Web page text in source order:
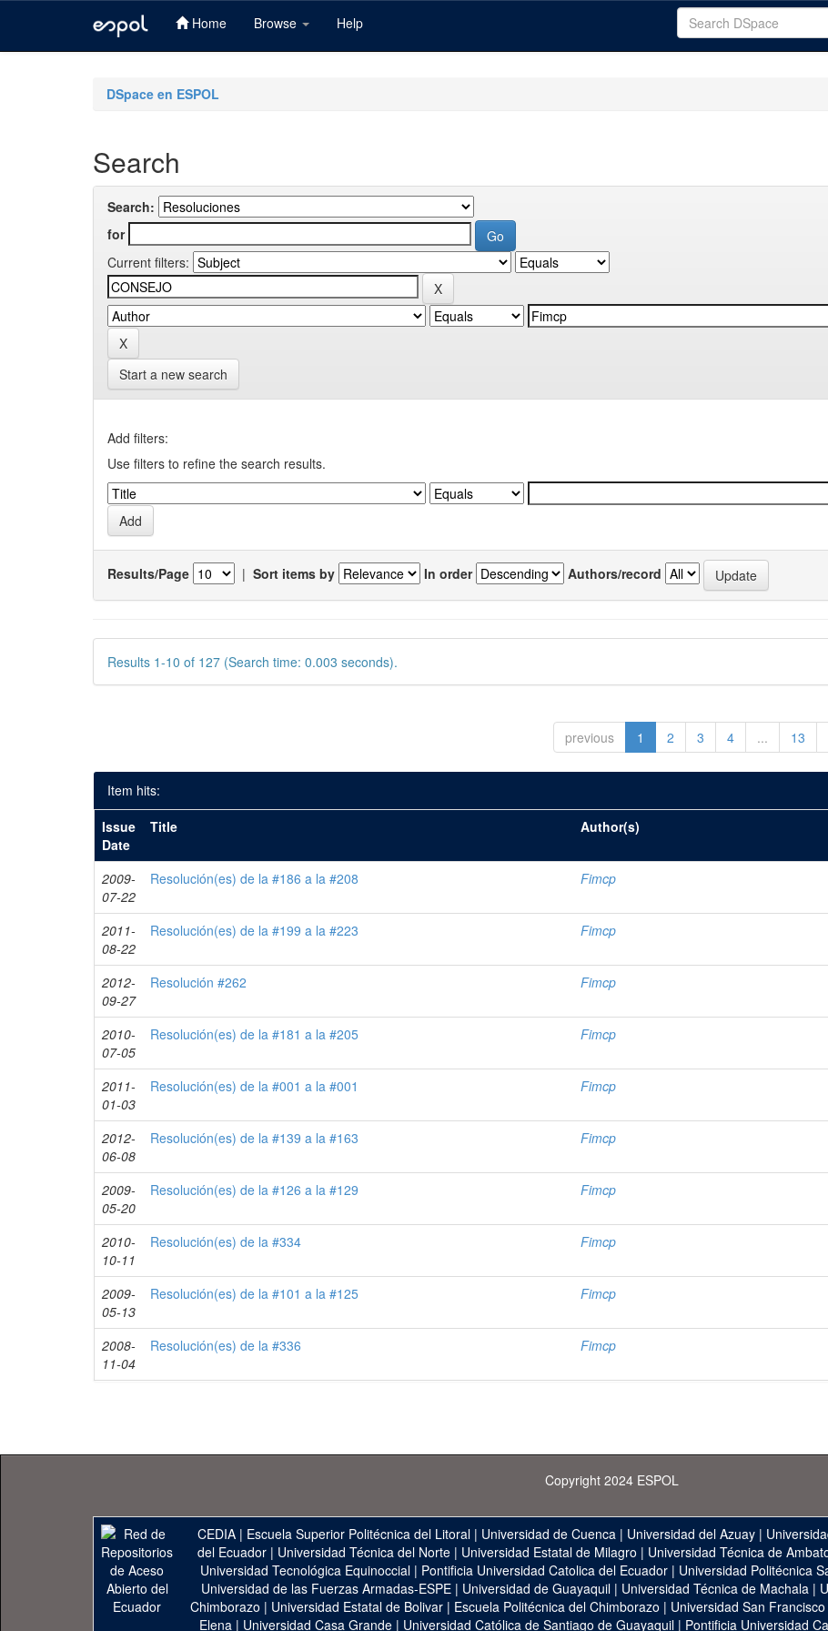
Home Browse Help
DSpace en ESPOL
Search
Search:
for
Current filters:
Start a new search
Add filters:
Use filters to refine the search results.
Results/Page | Sort items by In order Authors/record
Results 1-10 of 127 (Search time: 0.003 seconds).
previous 1 2 3 4 ... 13
Item hits:
Issue
Date
Title Author(s)
2009-
07-22
Resolución(es) de la #186 a la #208 Fimcp
2011-
08-22
Resolución(es) de la #199 a la #223 Fimcp
2012-
09-27
Resolución #262 Fimcp
2010-
07-05
Resolución(es) de la #181 a la #205 Fimcp
2011-
01-03
Resolución(es) de la #001 a la #001 Fimcp
2012-
06-08
Resolución(es) de la #139 a la #163 Fimcp
2009-
05-20
Resolución(es) de la #126 a la #129 Fimcp
2010-
10-11
Resolución(es) de la #334 Fimcp
2009-
05-13
Resolución(es) de la #101 a la #125 Fimcp
2008-
11-04
Resolución(es) de la #336 Fimcp
Copyright 2024 ESPOL
CEDIA | Escuela Superior Politécnica del Litoral | Universidad de Cuenca | Universidad del Azuay |
del Ecuador| Universidad Técnica del Norte| Universidad Estatal de Milagro | Universidad Técnica de
Universidad Tecnológica Equinoccial| Pontificia Universidad Catolica del Ecuador| Universidad Politécnica
Universidad de las Fuerzas Armadas-ESPE | Universidad de Guayaquil | Universidad Técnica de Machala |
Chimborazo | Universidad Estatal de Bolivar| Escuela Politécnica del Chimborazo | Universidad San
Elena | Universidad Casa Grande | Universidad Católica de Santiago de Guayaquil | Pontificia Universidad